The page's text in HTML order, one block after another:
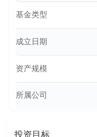
基金类型
成立日期
资产规模
所属公司
投资目标